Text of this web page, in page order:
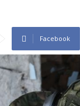
Facebook